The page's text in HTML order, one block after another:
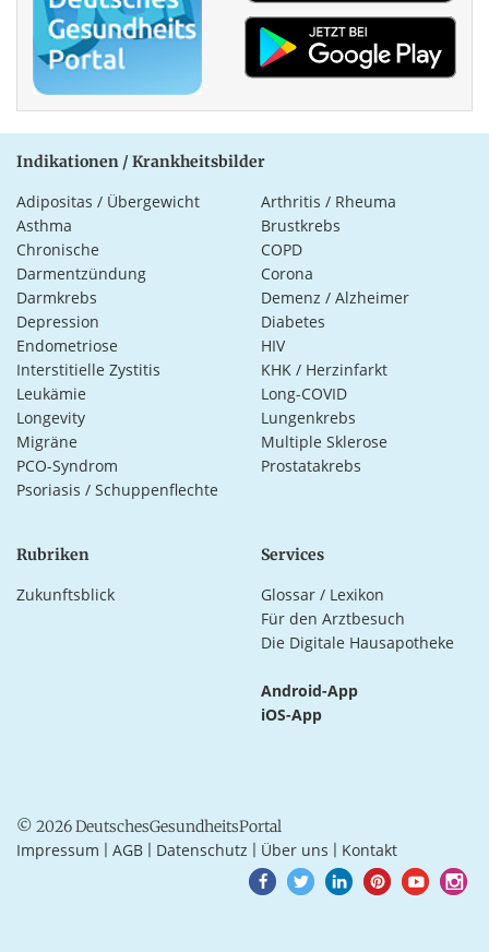
Indikationen / Krankheitsbilder
Adipositas / Übergewicht
Arthritis / Rheuma
Asthma
Brustkrebs
Chronische
Darmentzündung
COPD
Corona
Darmkrebs
Demenz / Alzheimer
Depression
Diabetes
Endometriose
HIV
Interstitielle Zystitis
KHK / Herzinfarkt
Leukämie
Long-COVID
Longevity
Lungenkrebs
Migräne
Multiple Sklerose
PCO-Syndrom
Prostatakrebs
Psoriasis / Schuppenflechte
Rubriken
Zukunftsblick
Services
Glossar / Lexikon
Für den Arztbesuch
Die Digitale Hausapotheke
Android-App
iOS-App
© 2026 DeutschesGesundheitsPortal
Impressum AGB Datenschutz Über uns Kontakt